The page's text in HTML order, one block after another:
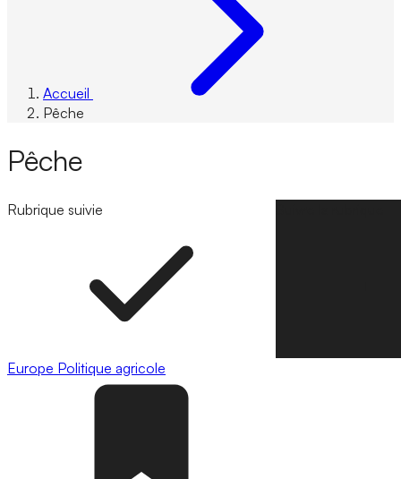
Accueil
Pêche
Pêche
Rubrique suivie
Europe Politique agricole